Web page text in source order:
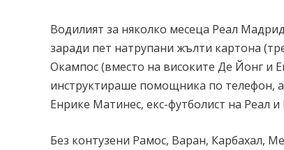
Водилият за няколко месеца Реал
заради пет натрупани жълти картона
Окампос (вместо на високите Де Йонг и
инструктираше помощника по телефон,
Енрике Матинес, екс-футболист на Реал и
Без контузени Рамос, Варан, Карбахал,